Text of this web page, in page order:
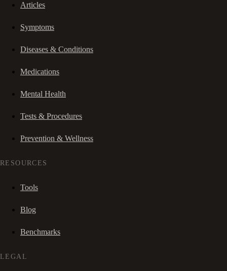
Articles
Symptoms
Diseases & Conditions
Medications
Mental Health
Tests & Procedures
Prevention & Wellness
RESOURCES
Tools
Blog
Benchmarks
LEGAL